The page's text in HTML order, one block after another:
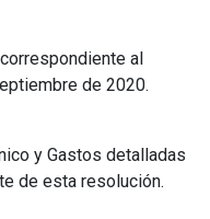
al
de 2020.
y Gastos detalladas
de esta resolución.